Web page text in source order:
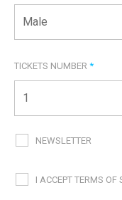
TICKETS NUMBER *
NEWSLETTER
I ACCEPT TERMS OF